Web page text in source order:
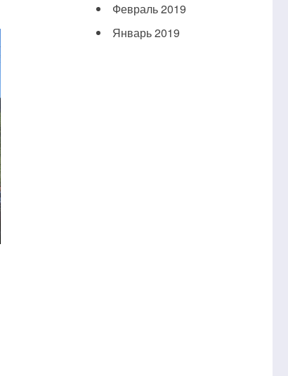
Февраль 2019
Январь 2019